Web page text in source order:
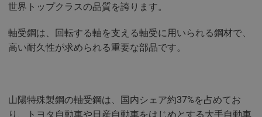
世界トップクラスの品質を誇ります。
軸受鋼は、回転する軸を支える軸受に用いられる鋼材で、
高い耐久性が求められる重要な部品です。
山陽特殊製鋼の軸受鋼は、国内シェア約37%を占めてお
り、トヨタ自動車や日産自動車をはじめとする大手自動車